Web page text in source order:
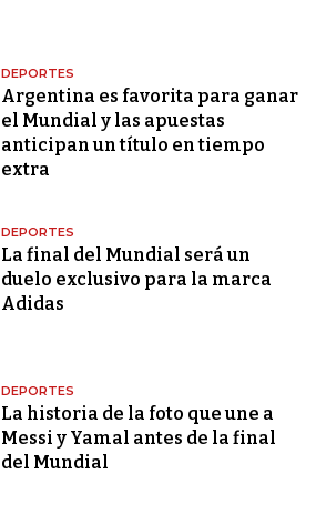
DEPORTES
Argentina es favorita para ganar
el Mundial y las apuestas
anticipan un título en tiempo
extra
DEPORTES
La final del Mundial será un
duelo exclusivo para la marca
Adidas
DEPORTES
La historia de la foto que une a
Messi y Yamal antes de la final
del Mundial